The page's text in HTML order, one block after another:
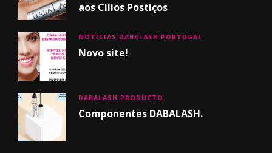
aos Cílios Postiços
NOTICIAS DABALASH PORTUGAL
Novo site!
DABALASH PRODUCTO.
Componentes DABALASH.